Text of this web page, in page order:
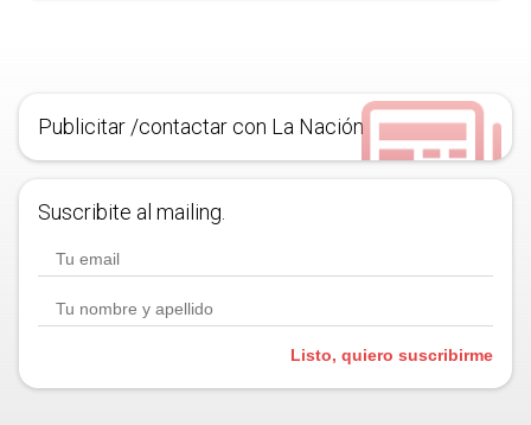
Publicitar /contactar con La Nación
Suscribite al mailing.
Listo, quiero suscribirme